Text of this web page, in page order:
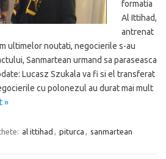
formatia
Al Ittihad,
antrenat
ultimelor noutati, negocierile s-au
Sanmartean urmand sa paraseasca
Lucasz Szukala va fi si el transferat
cu polonezul au durat mai mult
»
al ittihad , piturca , sanmartean